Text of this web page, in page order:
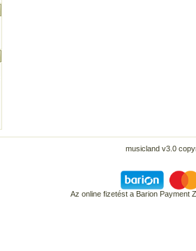
musicland v3.0
Az online fizetést a Barion Payment